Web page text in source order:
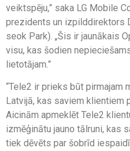
veiktspēju,” saka LG Mobile
prezidents un izpilddirektors
seok Park). „Šis ir jaunākais
visu, kas šodien
lietotājam.”
“Tele2 ir prieks būt pirmajam
Latvijā, kas saviem klientiem
Aicinām apmeklēt Tele2
izmēģinātu jauno tālruni, kas
tiek dēvēts par šobrīd